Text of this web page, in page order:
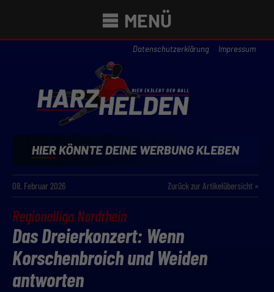
MENÜ
Datenschutzerklärung Impressum
08. Februar 2026 Zurück zur Artikelübersicht »
Regionalliga Nordrhein
Das Dreierkonzert: Wenn
Korschenbroich und Weiden
antworten